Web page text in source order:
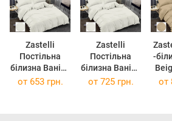
Zastelli
Постільна
білизна Ваніль
Ivory
Zastelli
Постільна
білизна Ваніль
Ivory
-
от 653 грн. от 725 грн. от